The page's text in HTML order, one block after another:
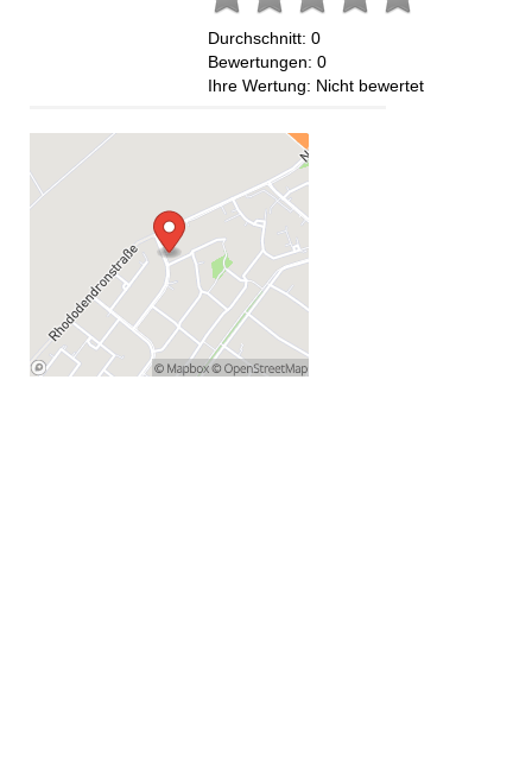
Durchschnitt: 0
Bewertungen: 0
Ihre Wertung: Nicht bewertet